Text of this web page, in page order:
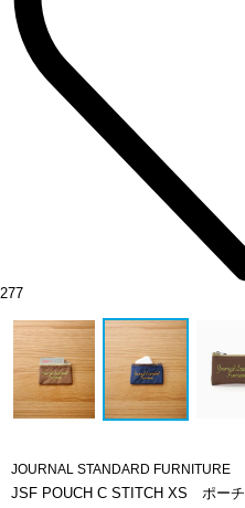
277
JOURNAL STANDARD FURNITURE
JSF POUCH C STITCH XS ポーチ